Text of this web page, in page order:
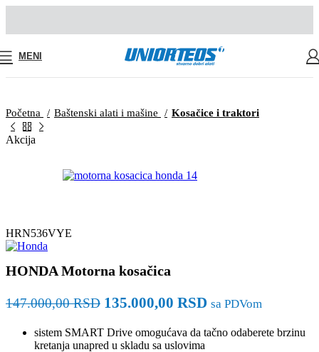
MENI
Početna Baštenski alati i mašine Kosačice i traktori
Akcija
HRN536VYE
HONDA Motorna kosačica
147.000,00RSD 135.000,00 RSD sa PDVom
sistem SMART Drive omogućava da tačno odaberete brzinu
kretanja unapred u skladu sa uslovima